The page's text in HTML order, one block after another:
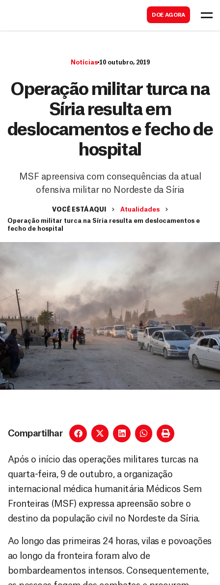
DOE AGORA
Notícias 10 outubro, 2019
Operação militar turca na
Síria resulta em
deslocamentos e fecho de
hospital
MSF apreensiva com consequências da atual
ofensiva militar no Nordeste da Síria
VOCÊ ESTÁ AQUI
Atualidades
Operação militar turca na Síria resulta em deslocamentos e
fecho de hospital
Compartilhar
Após o início das operações militares turcas na
quarta-feira, 9 de outubro, a organização
internacional médica humanitária Médicos Sem
Fronteiras (MSF) expressa apreensão sobre o
destino da população civil no Nordeste da Síria.
Ao longo das primeiras 24 horas, vilas e povoações
ao longo da fronteira foram alvo de
bombardeamentos intensos. Consequentemente,
a
r